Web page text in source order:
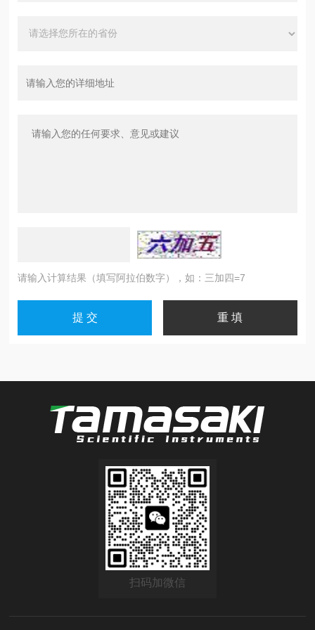
请输入计算结果（填写阿拉伯数字），如：三加四=7
扫码加微信